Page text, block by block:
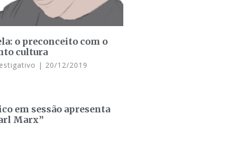
o preconceito com o
cultura
20/12/2019
em sessão apresenta
Marx”